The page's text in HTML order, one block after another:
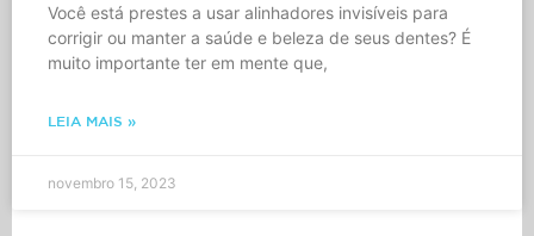
Você está prestes a usar alinhadores invisíveis para
corrigir ou manter a saúde e beleza de seus dentes? É
muito importante ter em mente que,
LEIA MAIS »
novembro 15, 2023